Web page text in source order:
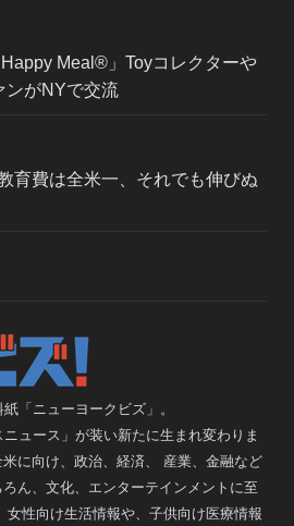
Happy Meal®」Toyコレクターや
ンがNYで交流
育費は全米一、それでも伸びぬ
「ニューヨークビズ」。
ュース」が装い新たに生まれ変わりま
に向け、政治、経済、 産業、金融など
ん、文化、エンターテインメントに至
女性向け生活情報や、子供向け医療情報